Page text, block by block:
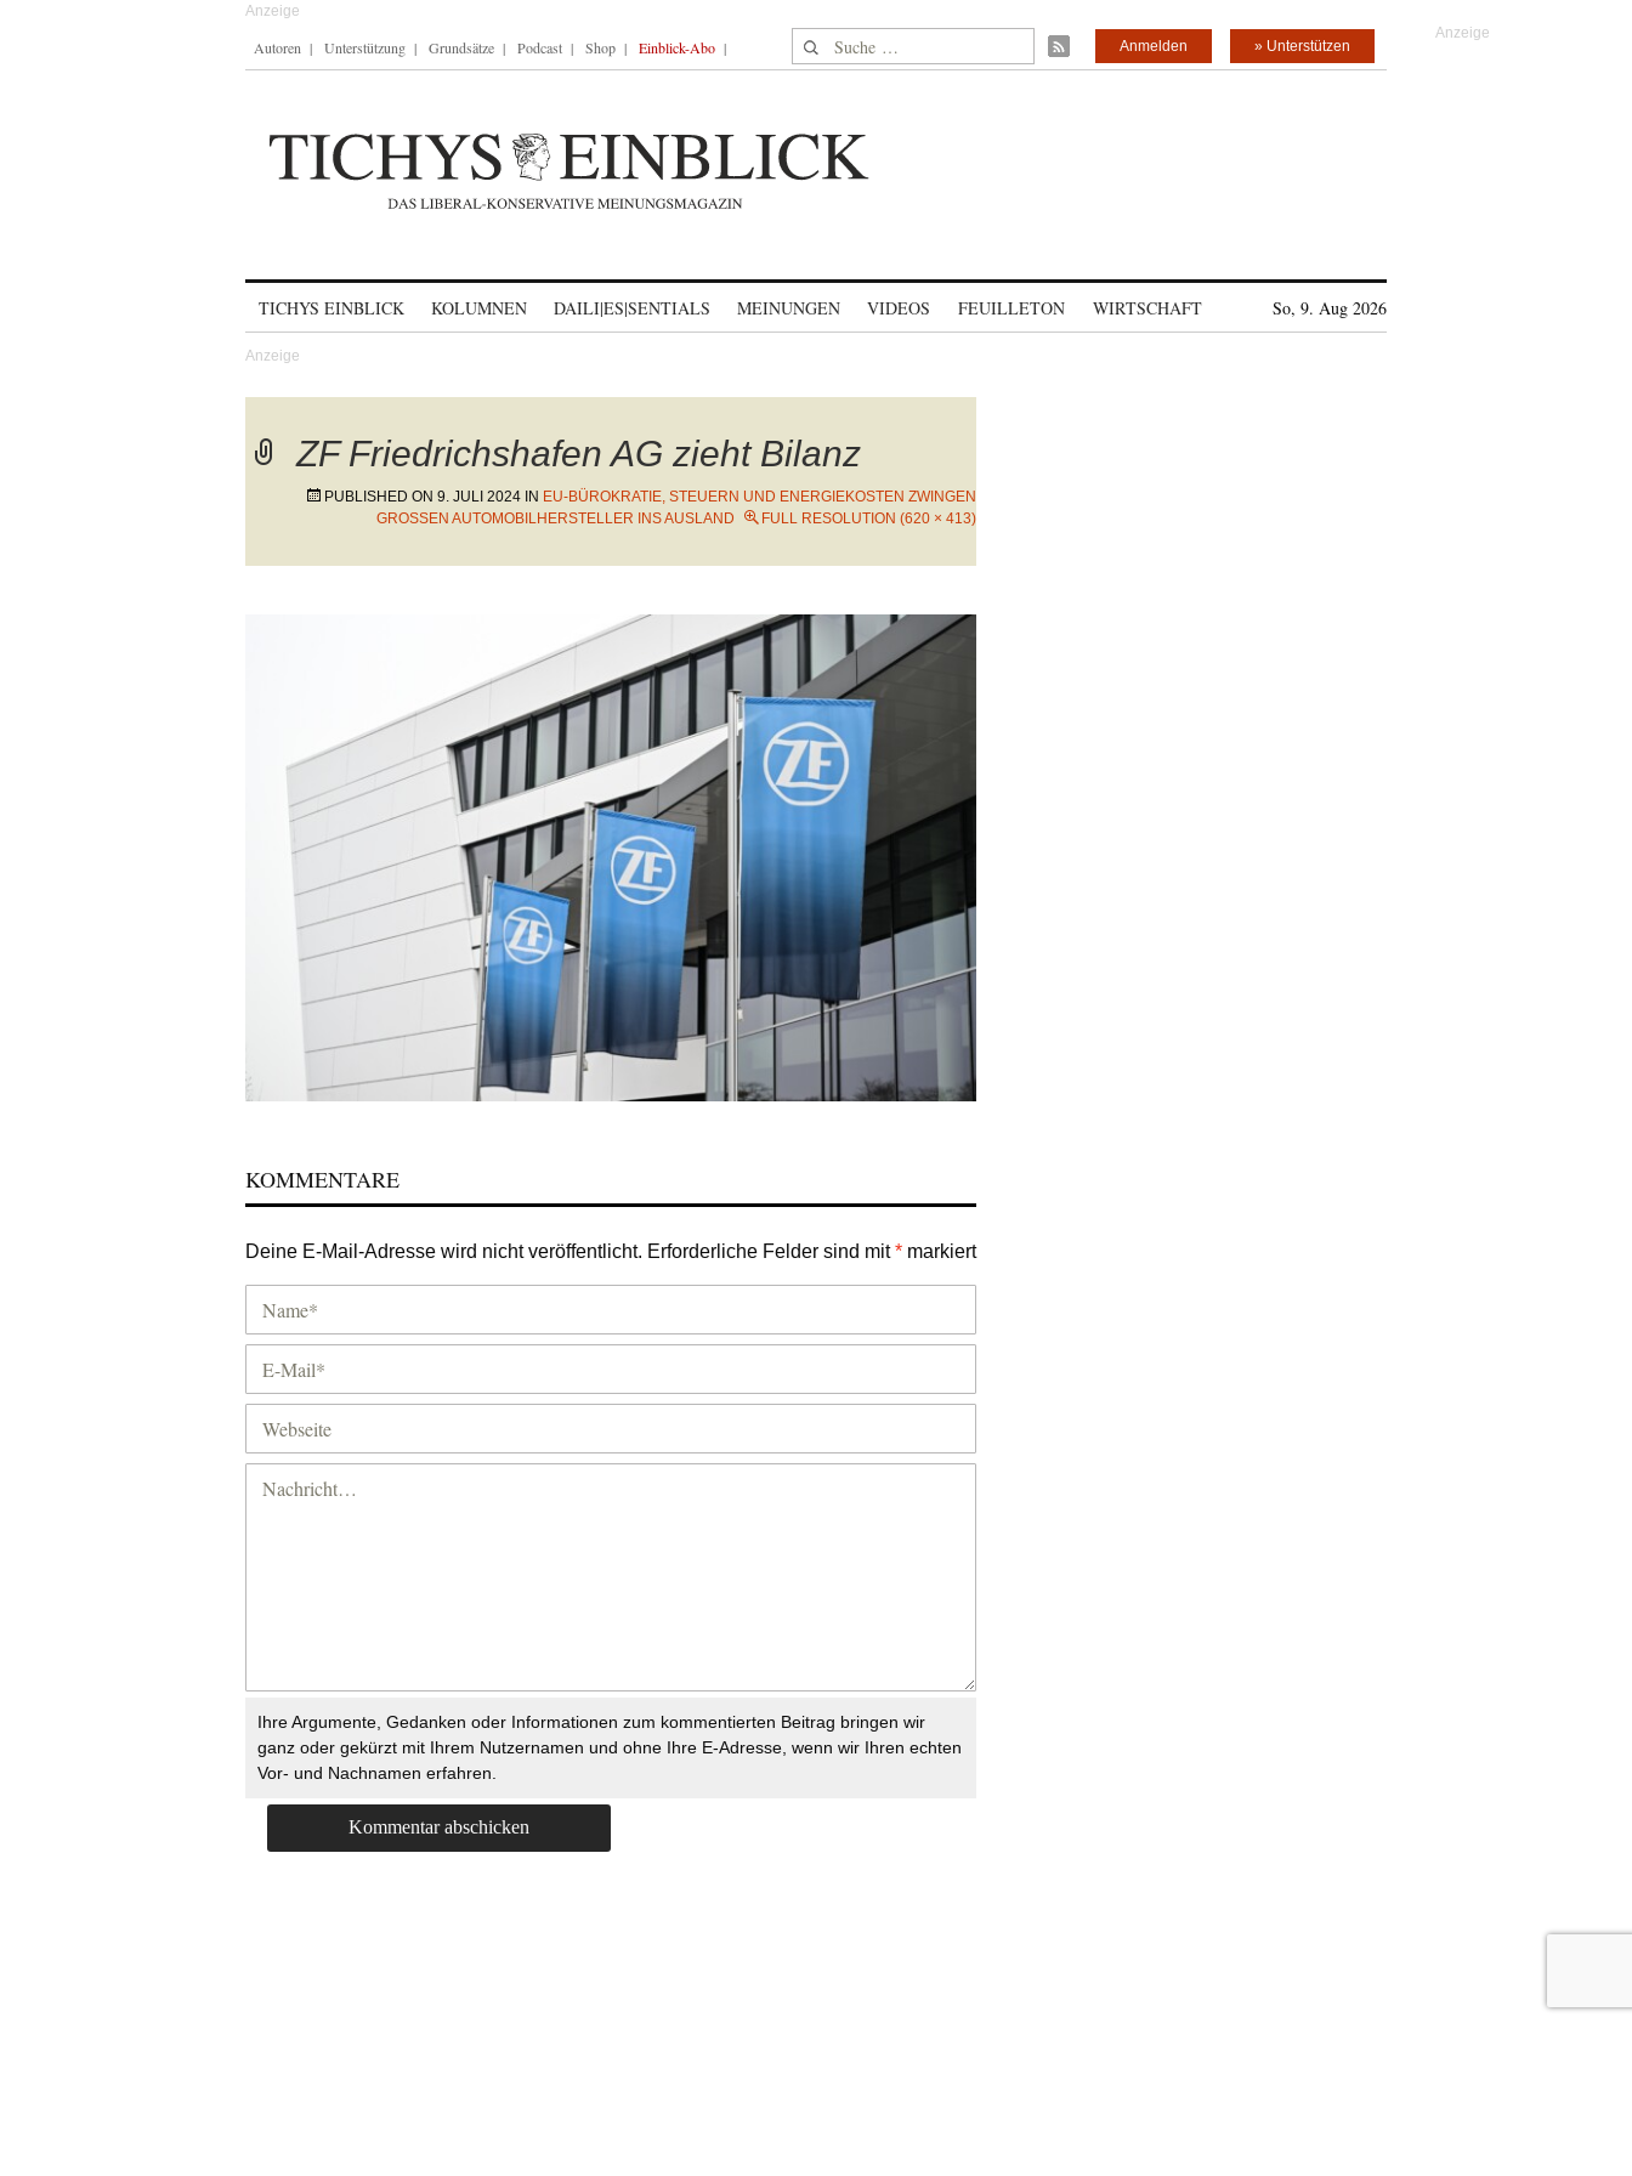
Autoren Unterstützung Grundsätze Podcast Shop Einblick-Abo Suche nach: » Unterstützen
Anmelden
TICHYS EINBLICK KOLUMNEN DAILI|ES|SENTIALS MEINUNGEN VIDEOS FEUILLETON WIRTSCHAFT So, 9. Aug 2026
ZF Friedrichshafen AG zieht Bilanz
PUBLISHED ON 9. JULI 2024 IN EU-BÜROKRATIE, STEUERN UND ENERGIEKOSTEN ZWINGEN
GROSSEN AUTOMOBILHERSTELLER INS AUSLAND
FULL RESOLUTION (620 × 413)
KOMMENTARE
Deine E-Mail-Adresse wird nicht veröffentlicht. Erforderliche Felder sind mit* markiert
Ihre Argumente, Gedanken oder Informationen zum kommentierten Beitrag bringen wir
ganz oder gekürzt mit Ihrem Nutzernamen und ohne Ihre E-Adresse, wenn wir Ihren echten
Vor- und Nachnamen erfahren.